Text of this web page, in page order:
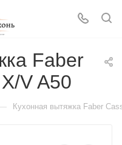
Faber
V A50
Кухонная вытяжка Faber